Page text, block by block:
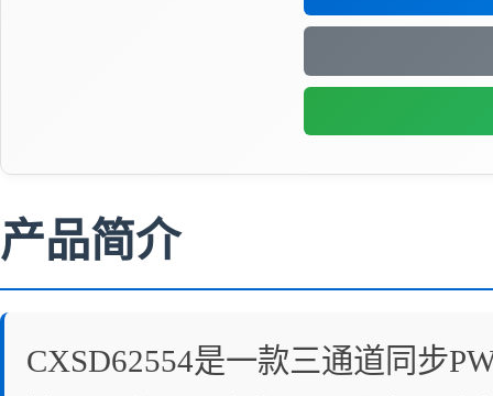
产品简介
CXSD62554是一款三通道同步